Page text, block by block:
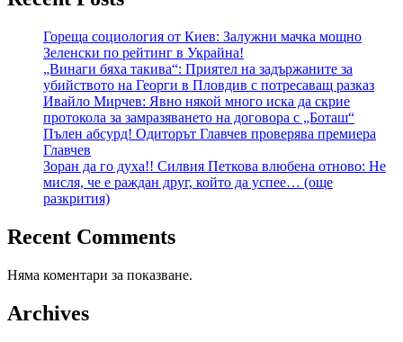
Гореща социология от Киев: Залужни мачка мощно
Зеленски по рейтинг в Украйна!
„Винаги бяха такива“: Приятел на задържаните за
убийството на Георги в Пловдив с потресаващ разказ
Ивайло Мирчев: Явно някой много иска да скрие
протокола за замразяването на договора с „Боташ“
Пълен абсурд! Одиторът Главчев проверява премиера
Главчев
Зоран да го духа!! Силвия Петкова влюбена отново: Не
мисля, че е раждан друг, който да успее… (още
разкрития)
Recent Comments
Няма коментари за показване.
Archives